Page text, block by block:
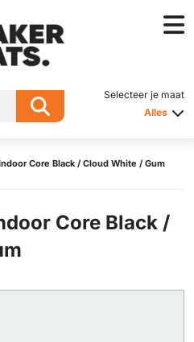
Selecteer je maat
Alles
Core Black / Cloud White / Gum
Core Black /